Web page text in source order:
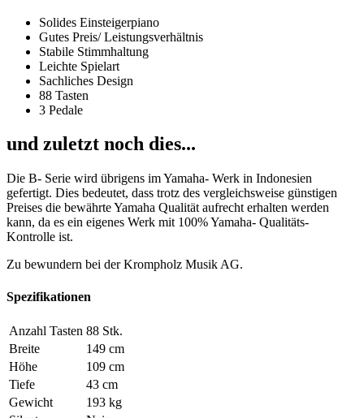
Solides Einsteigerpiano
Gutes Preis/ Leistungsverhältnis
Stabile Stimmhaltung
Leichte Spielart
Sachliches Design
88 Tasten
3 Pedale
und zuletzt noch dies...
Die B- Serie wird übrigens im Yamaha- Werk in Indonesien
gefertigt. Dies bedeutet, dass trotz des vergleichsweise günstigen
Preises die bewährte Yamaha Qualität aufrecht erhalten werden
kann, da es ein eigenes Werk mit 100% Yamaha- Qualitäts-
Kontrolle ist.
Zu bewundern bei der Krompholz Musik AG.
Spezifikationen
Anzahl Tasten 88 Stk.
Breite
149 cm
Höhe
109 cm
Tiefe
43 cm
Gewicht
193 kg